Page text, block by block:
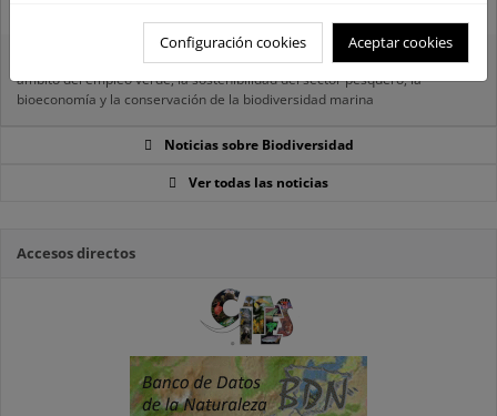
El MITECO recibe 485 propuestas para proyectos transformadores en el
ámbito del empleo verde, la sostenibilidad del sector pesquero, la
bioeconomía y la conservación de la biodiversidad marina
Noticias sobre Biodiversidad
Ver todas las noticias
Accesos directos
Configuración cookies Aceptar cookies